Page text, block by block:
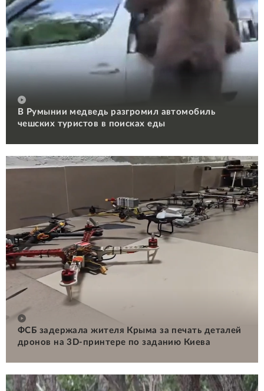
В Румынии медведь разгромил автомобиль
чешских туристов в поисках еды
ФСБ задержала жителя Крыма за печать деталей
дронов на 3D-принтере по заданию Киева